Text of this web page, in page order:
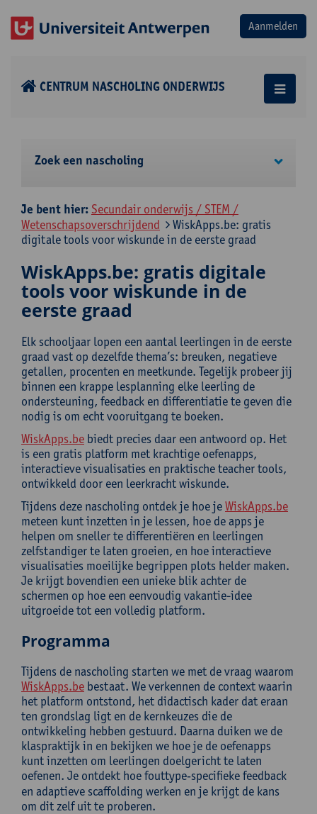
CENTRUM NASCHOLING ONDERWIJS
Zoek een nascholing
Je bent hier: Secundair onderwijs / STEM /
Wetenschapsoverschrijdend
WiskApps.be: gratis
digitale tools voor wiskunde in de eerste graad
WiskApps.be: gratis digitale
tools voor wiskunde in de
eerste graad
Elk schooljaar lopen een aantal leerlingen in de eerste
graad vast op dezelfde thema’s: breuken, negatieve
getallen, procenten en meetkunde. Tegelijk probeer jij
binnen een krappe lesplanning elke leerling de
ondersteuning, feedback en differentiatie te geven die
nodig is om echt vooruitgang te boeken.
WiskApps.be biedt precies daar een antwoord op. Het
is een gratis platform met krachtige oefenapps,
interactieve visualisaties en praktische teacher tools,
ontwikkeld door een leerkracht wiskunde.
Tijdens deze nascholing ontdek je hoe jeWiskApps.be
meteen kunt inzetten in je lessen, hoe de apps je
helpen om sneller te differentiëren en leerlingen
zelfstandiger te laten groeien, en hoe interactieve
visualisaties moeilijke begrippen plots helder maken.
Je krijgt bovendien een unieke blik achter de
schermen op hoe een eenvoudig vakantie-idee
uitgroeide tot een volledig platform.
Programma
Tijdens de nascholing starten we met de vraag waarom
WiskApps.be bestaat. We verkennen de context waarin
het platform ontstond, het didactisch kader dat eraan
ten grondslag ligt en de kernkeuzes die de
ontwikkeling hebben gestuurd. Daarna duiken we de
klaspraktijk in en bekijken we hoe je de oefenapps
kunt inzetten om leerlingen doelgericht te laten
oefenen. Je ontdekt hoe fouttype‑specifieke feedback
en adaptieve scaffolding werken en je krijgt de kans
om dit zelf uit te proberen.